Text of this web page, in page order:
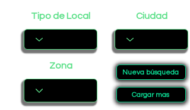
Tipo de Local
Zona
Ciudad
Nueva búsqueda
Cargar mas